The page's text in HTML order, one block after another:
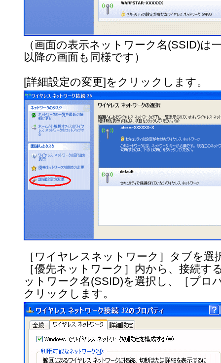
（画面の表示ネットワーク名(SSID)は
以降の画面も同様です）
[詳細設定の変更]をクリックします。
［ワイヤレスネットワーク］タブを選
［優先ネットワーク］内から、接続す
ットワーク名(SSID)を選択し、［プロ
クリックします。